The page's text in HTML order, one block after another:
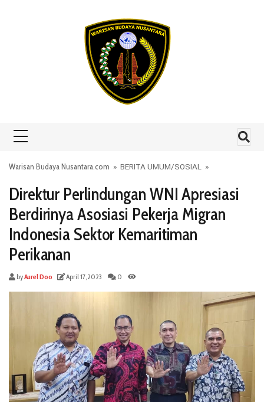
Warisan Budaya Nusantara.com » BERITA UMUM/SOSIAL »
Direktur Perlindungan WNI Apresiasi
Berdirinya Asosiasi Pekerja Migran
Indonesia Sektor Kemaritiman
Perikanan
byAurel Doo April 17, 2023 0